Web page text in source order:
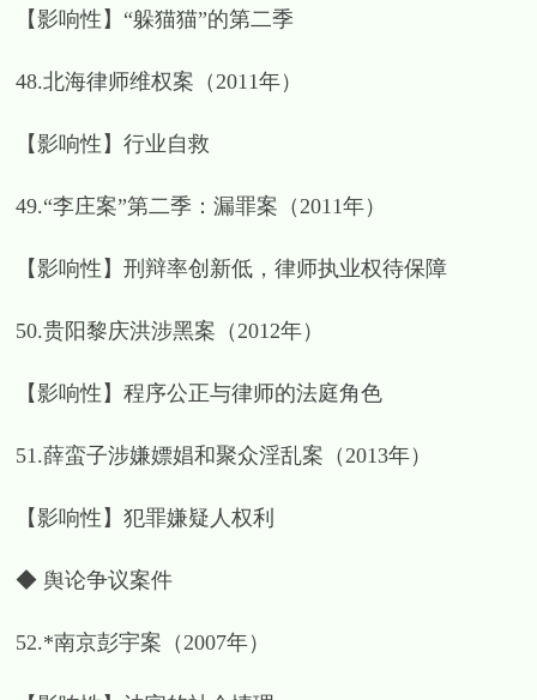
【影响性】“躲猫猫”的第二季
48.北海律师维权案（2011年）
【影响性】行业自救
49.“李庄案”第二季：漏罪案（2011年）
【影响性】刑辩率创新低，律师执业权待保障
50.贵阳黎庆洪涉黑案（2012年）
【影响性】程序公正与律师的法庭角色
51.薛蛮子涉嫌嫖娼和聚众淫乱案（2013年）
【影响性】犯罪嫌疑人权利
◆ 舆论争议案件
52.*南京彭宇案（2007年）